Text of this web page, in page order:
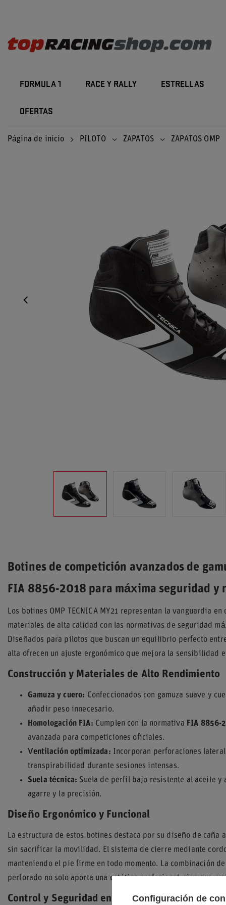
FORMULA 1 RACE Y RALLY ESTRELLAS
OFERTAS
Página de inicio PILOTO ZAPATOS ZAPATOS OMP
Botines de competición avanzados de
FIA 8856-2018 para máxima seguridad y
Los botines OMP TECNICA MY21 representan la vanguardia
materiales de alta calidad con las normativas de seguridad
Diseñados para pilotos que buscan un equilibrio perfecto
alta ofrecen un ajuste ergonómico que mejora la sensibilidad
Construcción y Materiales de Alto Rendimiento
Gamuza y cuero: Confeccionados con gamuza suave y
añadir peso innecesario.
Homologación FIA: Cumplen con la normativa FIA 8856-
avanzada para competiciones oficiales.
Ventilación optimizada: Incorporan perforaciones
transpirabilidad durante sesiones intensas.
Suela técnica: Suela de perfil bajo resistente al aceite
agarre y la precisión.
Diseño Ergonómico y Funcional
La estructura de estos botines destaca por su diseño de
sin sacrificar la movilidad. El sistema de cierre mediante
manteniendo el pie firme en todo momento. La combinación
perforado no solo aporta una estética profesional, sino que
Control y Seguridad en PistaConfiguración de